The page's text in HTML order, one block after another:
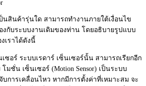
นสินค้ารุ่นใด สามารถทำงานภายใต้เงื่อนไข
งกับระบบงานเดิมของท่าน โดยอธิบายรูปแบบ
เราได้ดังนี้
เซอร์ ระบบเรดาร์ เซ็นเซอร์นั้น สามารถเรียกอีก
มชั่น เซ็นเซอร์ (Motion Sensor) เป็นระบบ
บการเคลื่อนไหว หากมีการตั้งค่าที่เหมาะสม จะ